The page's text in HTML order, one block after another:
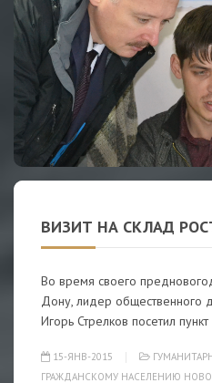
ВИЗИТ НА СКЛАД
Во время своего
Дону, лидер общественного
Игорь Стрелков посетил
15-ЯНВ-2015
ГРАЖДАНСКОМУ НАСЕЛЕНИЮ